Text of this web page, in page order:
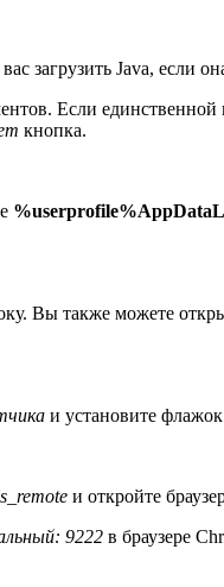
загрузить Java, если
Если
кнопка.
Вы также можете
и установите
и откройте
9222 в браузере